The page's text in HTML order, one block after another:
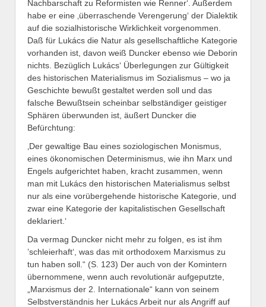
Nachbarschaft zu Reformisten wie Renner‘. Außerdem
habe er eine ‚überraschende Verengerung‘ der Dialektik
auf die sozialhistorische Wirklichkeit vorgenommen.
Daß für Lukács die Natur als gesellschaftliche Kategorie
vorhanden ist, davon weiß Duncker ebenso wie Deborin
nichts. Bezüglich Lukács‘ Überlegungen zur Gültigkeit
des historischen Materialismus im Sozialismus – wo ja
Geschichte bewußt gestaltet werden soll und das
falsche Bewußtsein scheinbar selbständiger geistiger
Sphären überwunden ist, äußert Duncker die
Befürchtung:
‚Der gewaltige Bau eines soziologischen Monismus,
eines ökonomischen Determinismus, wie ihn Marx und
Engels aufgerichtet haben, kracht zusammen, wenn
man mit Lukács den historischen Materialismus selbst
nur als eine vorübergehende historische Kategorie, und
zwar eine Kategorie der kapitalistischen Gesellschaft
deklariert.‘
Da vermag Duncker nicht mehr zu folgen, es ist ihm
’schleierhaft‘, was das mit orthodoxem Marxismus zu
tun haben soll.“ (S. 123) Der auch von der Komintern
übernommene, wenn auch revolutionär aufgeputzte,
„Marxismus der 2. Internationale“ kann von seinem
Selbstverständnis her Lukács Arbeit nur als Angriff auf